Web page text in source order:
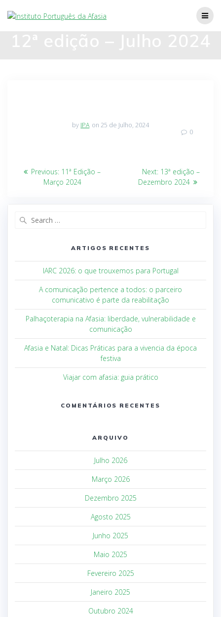
by IPA on 25 de Julho, 2024
0
Previous: 11ª Edição –
Março 2024
Next: 13ª edição –
Dezembro 2024
ARTIGOS RECENTES
IARC 2026: o que trouxemos para Portugal
A comunicação pertence a todos: o parceiro
comunicativo é parte da reabilitação
Palhaçoterapia na Afasia: liberdade, vulnerabilidade e
comunicação
Afasia e Natal: Dicas Práticas para a vivencia da época
festiva
Viajar com afasia: guia prático
COMENTÁRIOS RECENTES
ARQUIVO
Julho 2026
Março 2026
Dezembro 2025
Agosto 2025
Junho 2025
Maio 2025
Fevereiro 2025
Janeiro 2025
Outubro 2024